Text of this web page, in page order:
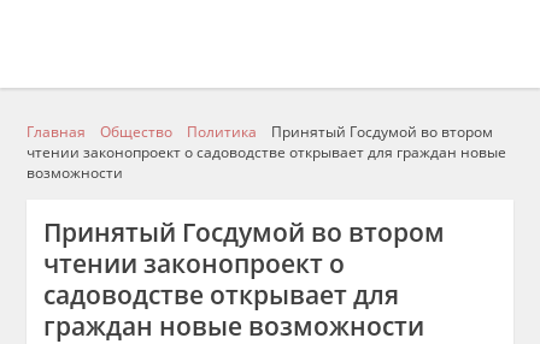
Главная Общество Политика
Принятый Госдумой во втором
чтении законопроект о садоводстве открывает для граждан новые
возможности
Принятый Госдумой во втором
чтении законопроект о
садоводстве открывает для
граждан новые возможности